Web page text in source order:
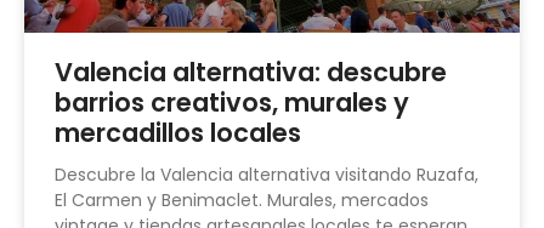
Valencia alternativa: descubre
barrios creativos, murales y
mercadillos locales
Descubre la Valencia alternativa visitando Ruzafa,
El Carmen y Benimaclet. Murales, mercados